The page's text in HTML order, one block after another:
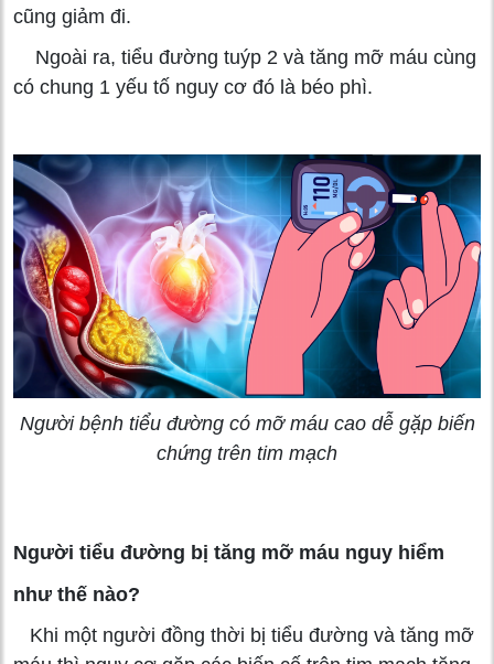
cũng giảm đi.
Ngoài ra, tiểu đường tuýp 2 và tăng mỡ máu cùng
có chung 1 yếu tố nguy cơ đó là béo phì.
Người bệnh tiểu đường có mỡ máu cao dễ gặp biến
chứng trên tim mạch
Người tiểu đường bị tăng mỡ máu nguy hiểm
như thế nào?
Khi một người đồng thời bị tiểu đường và tăng mỡ